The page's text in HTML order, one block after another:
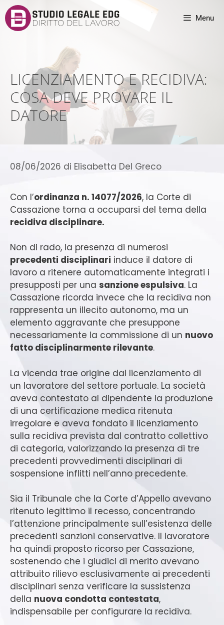
Menu
LICENZIAMENTO E RECIDIVA:
COSA DEVE PROVARE IL
DATORE
08/06/2026 di Elisabetta Del Greco
Con l’ordinanza n. 14077/2026, la Corte di
Cassazione torna a occuparsi del tema della
recidiva disciplinare.
Non di rado, la presenza di numerosi
precedenti disciplinari induce il datore di
lavoro a ritenere automaticamente integrati i
presupposti per una sanzione espulsiva. La
Cassazione ricorda invece che la recidiva non
rappresenta un illecito autonomo, ma un
elemento aggravante che presuppone
necessariamente la commissione di un nuovo
fatto disciplinarmente rilevante.
La vicenda trae origine dal licenziamento di
un lavoratore del settore portuale. La società
aveva contestato al dipendente la produzione
di una certificazione medica ritenuta
irregolare e aveva fondato il licenziamento
sulla recidiva prevista dal contratto collettivo
di categoria, valorizzando la presenza di tre
precedenti provvedimenti disciplinari di
sospensione inflitti nell’anno precedente.
Sia il Tribunale che la Corte d’Appello avevano
ritenuto legittimo il recesso, concentrando
l’attenzione principalmente sull’esistenza delle
precedenti sanzioni conservative. Il lavoratore
ha quindi proposto ricorso per Cassazione,
sostenendo che i giudici di merito avevano
attribuito rilievo esclusivamente ai precedenti
disciplinari senza verificare la sussistenza
della nuova condotta contestata,
indispensabile per configurare la recidiva.